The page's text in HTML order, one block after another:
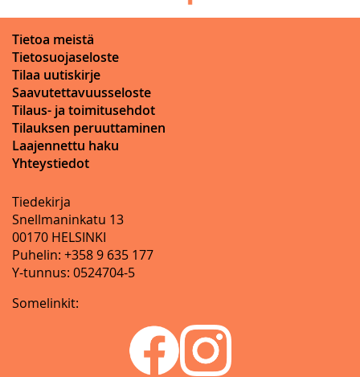
Tietoa meistä
Tietosuojaseloste
Tilaa uutiskirje
Saavutettavuusseloste
Tilaus- ja toimitusehdot
Tilauksen peruuttaminen
Laajennettu haku
Yhteystiedot
Tiedekirja
Snellmaninkatu 13
00170 HELSINKI
Puhelin: +358 9 635 177
Y-tunnus: 0524704-5
Somelinkit: